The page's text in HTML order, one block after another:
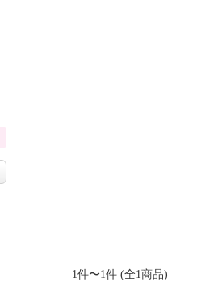
1件〜1件 (全1商品)